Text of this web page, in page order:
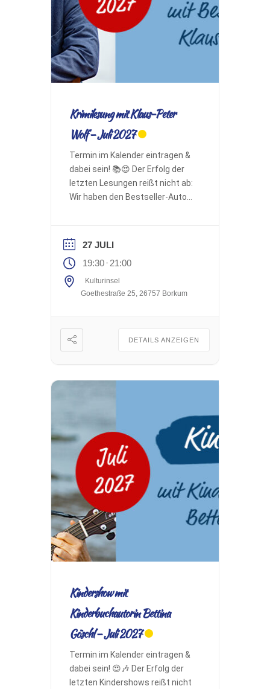
Krimilesung mit Klaus-Peter
Wolf – Juli 2027
Termin im Kalender eintragen &
dabei sein! 📚😍 Der Erfolg der
letzten Lesungen reißt nicht ab:
Wir haben den Bestseller-Autor
der Insel gebucht. Mit dabei ist
auch wieder Kinderbuchautorin
Bettina Göschl, die den Abend
musikalisch begleitet. 🎶 Save
the Date 👇🏻 📅 Dienstag, 27. Juli
27 JULI
19:30 - 21:00
Kulturinsel
Goethestraße 25, 26757 Borkum
DETAILS ANZEIGEN
Kindershow mit
Kinderbuchautorin Bettina
Göschl – Juli 2027
Termin im Kalender eintragen &
dabei sein! 😍🎶 Der Erfolg der
letzten Kindershows reißt nicht